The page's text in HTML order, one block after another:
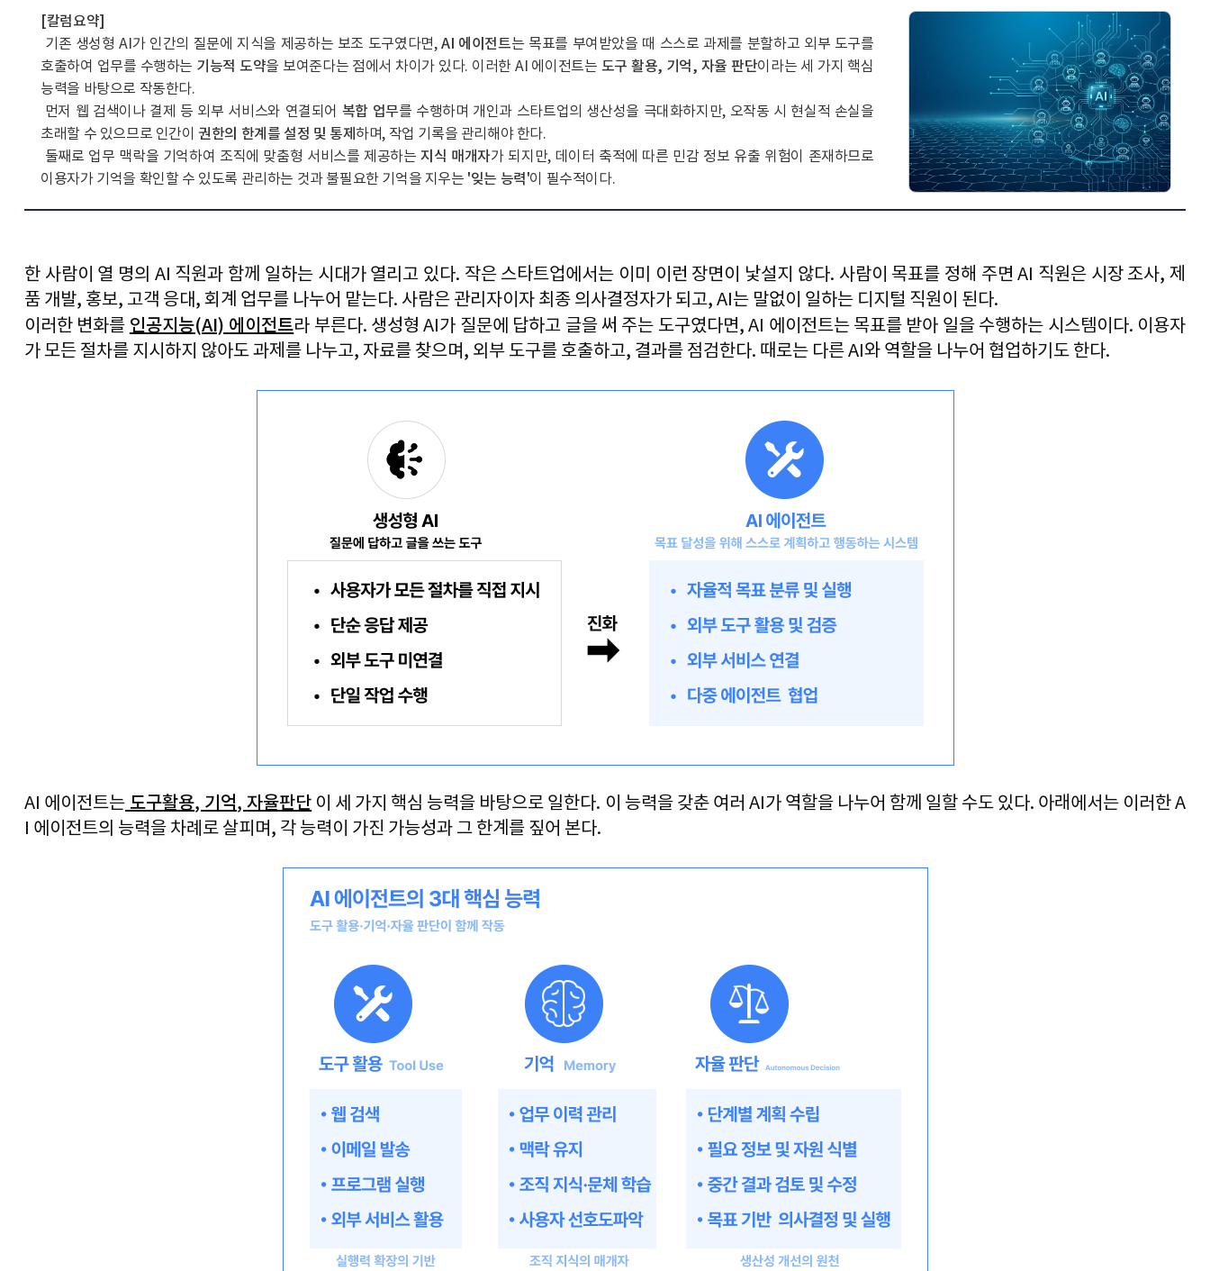
[칼럼요약]
기존 생성형 AI가 인간의 질문에 지식을 제공하는 보조 도구였다면, AI 에이전트는 목표를 부여받았을 때 스스로 과제를 분할하고 외부 도구를
호출하여 업무를 수행하는 기능적 도약을 보여준다는 점에서 차이가 있다. 이러한 AI 에이전트는 도구 활용, 기억, 자율 판단이라는 세 가지 핵심
능력을 바탕으로 작동한다.
먼저 웹 검색이나 결제 등 외부 서비스와 연결되어 복합 업무를 수행하며 개인과 스타트업의 생산성을 극대화하지만, 오작동 시 현실적 손실을
초래할 수 있으므로 인간이 권한의 한계를 설정 및 통제하며, 작업 기록을 관리해야 한다.
둘째로 업무 맥락을 기억하여 조직에 맞춤형 서비스를 제공하는 지식 매개자가 되지만, 데이터 축적에 따른 민감 정보 유출 위험이 존재하므로
이용자가 기억을 확인할 수 있도록 관리하는 것과 불필요한 기억을 지우는 '잊는 능력'이 필수적이다.
조율하는 오케스트레이션이 핵심 경쟁력이 된다. 결국 인간의 역할은 직접 실무를 수행하던 방식에서 AI 에이전트의 목표와 한계를 설정하고
지휘하는 '관리자' 로 전환될 것이므로, 안전한 동행을 위한 제도적 기준과 원칙을 선제적으로 마련해야 한다.
한 사람이 열 명의 AI 직원과 함께 일하는 시대가 열리고 있다. 작은 스타트업에서는 이미 이런 장면이 낯설지 않다. 사람이 목표를 정해 주면 AI 직원은 시장 조사, 제
품 개발, 홍보, 고객 응대, 회계 업무를 나누어 맡는다. 사람은 관리자이자 최종 의사결정자가 되고, AI는 말없이 일하는 디지털 직원이 된다.
이러한 변화를 인공지능(AI) 에이전트라 부른다. 생성형 AI가 질문에 답하고 글을 써 주는 도구였다면, AI 에이전트는 목표를 받아 일을 수행하는 시스템이다. 이용자
가 모든 절차를 지시하지 않아도 과제를 나누고, 자료를 찾으며, 외부 도구를 호출하고, 결과를 점검한다. 때로는 다른 AI와 역할을 나누어 협업하기도 한다.
AI 에이전트는 도구활용, 기억, 자율판단 이 세 가지 핵심 능력을 바탕으로 일한다. 이 능력을 갖춘 여러 AI가 역할을 나누어 함께 일할 수도 있다. 아래에서는 이러한 A
I 에이전트의 능력을 차례로 살피며, 각 능력이 가진 가능성과 그 한계를 짚어 본다.